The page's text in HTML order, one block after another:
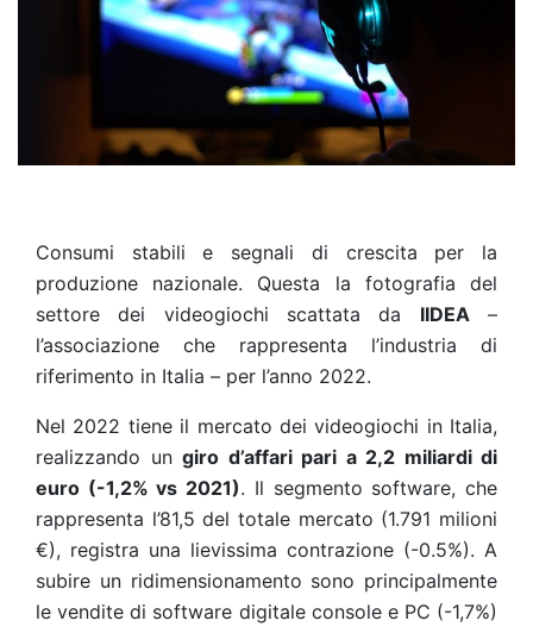
Consumi stabili e segnali di crescita per la
produzione nazionale. Questa la fotografia del
settore dei videogiochi scattata da IIDEA–
l’associazione che rappresenta l’industria di
riferimento in Italia – per l’anno 2022.
Nel 2022 tiene il mercato dei videogiochi in Italia,
realizzando un giro d’affari pari a 2,2 miliardi di
euro (-1,2% vs 2021). Il segmento software, che
rappresenta l’81,5 del totale mercato (1.791 milioni
€), registra una lievissima contrazione (-0.5%). A
subire un ridimensionamento sono principalmente
le vendite di software digitale console e PC (-1,7%)